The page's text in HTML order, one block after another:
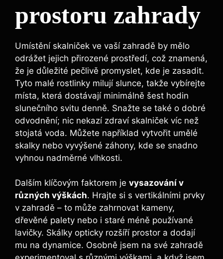
prostoru zahrady
Umístění skalniček ve vaší zahradě by mělo
odrážet jejich přirozené prostředí, což znamená,
že je důležité pečlivě promyslet, kde je zasadit.
Tyto malé rostlinky milují slunce, takže vybírejte
místa, která dostávají minimálně šest hodin
slunečního svitu denně. Snažte se také o dobré
odvodnění; nic nekazí zdraví skalniček víc než
stojatá voda. Můžete například vytvořit umělé
skalky nebo vyvýšené záhony, kde se snadno
vyhnou nadměrné vlhkosti.
Dalším klíčovým faktorem je vysazování v
různých výškách. Hrajte si s vertikálními prvky
v zahradě – to může zahrnovat kameny,
dřevěné palety nebo i staré méně používané
lavičky. Skálky opticky rozšíří prostor a dodají
mu na dynamice. Osobně jsem na své zahradě